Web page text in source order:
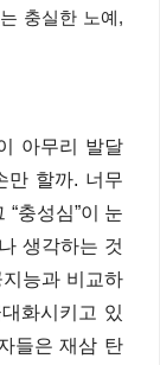
충실한 노예,
아무리 발달
만 할까. 너무
충성심”이 눈
생각하는 것
능과 비교하
화시키고 있
들은 재삼 탄